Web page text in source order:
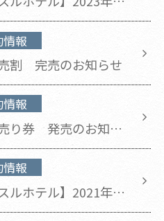
館のお知らせ
情報
割 完売のお知らせ
情報
り券 発売のお知ら
情報
ルホテル】2021年4
年4月20日 更新)